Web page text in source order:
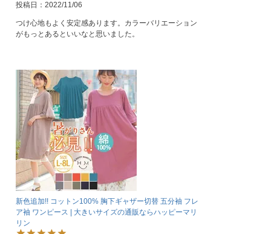
投稿日 2022/11/06
つけ心地もよく安定感あります。カラーバリエーション
がもっとあるといいなと思いました。
新色追加!! コットン100% 胸下ギャザー切替 五分袖 フレ
ア袖 ワンピース | 大きいサイズの通販ならハッピーマリ
リン